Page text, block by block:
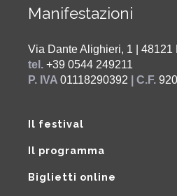
Manifestazioni
Via Dante Alighieri, 1 | 48121
tel. +39 0544 249211
P. IVA 01118290392 | C.F.
Il festival
Il programma
Biglietti online